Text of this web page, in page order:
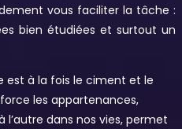
vous faciliter la tâche :
bien étudiées et surtout un
est à la fois le ciment et le
les appartenances,
l’autre dans nos vies, permet